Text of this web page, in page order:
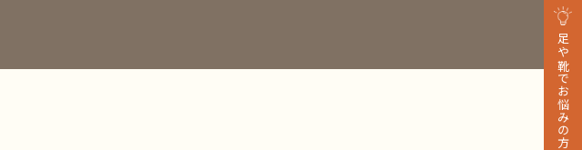
足や靴でお悩みの方へ